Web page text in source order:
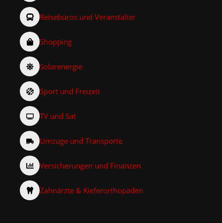
Reisebüros und Veranstalter
Shopping
Solarenergie
Sport und Freizeit
TV und Sat
Umzüge und Transporte
Versicherungen und Finanzen
Zahnärzte & Kieferorthopäden